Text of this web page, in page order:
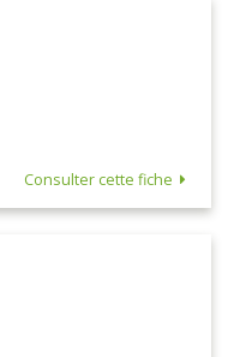
Consulter cette fiche